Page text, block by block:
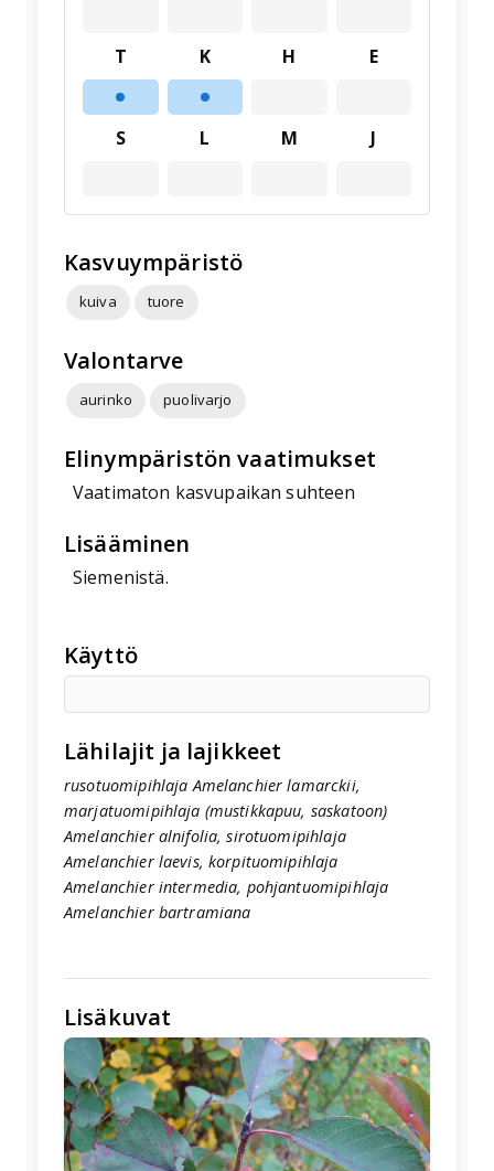
T K H E
S L M J
Kasvuympäristö
kuiva tuore
Valontarve
aurinko puolivarjo
Elinympäristön vaatimukset
Vaatimaton kasvupaikan suhteen
Lisääminen
Siemenistä.
Käyttö
Lähilajit ja lajikkeet
rusotuomipihlaja Amelanchier lamarckii,
marjatuomipihlaja (mustikkapuu, saskatoon)
Amelanchier alnifolia, sirotuomipihlaja
Amelanchier laevis, korpituomipihlaja
Amelanchier intermedia, pohjantuomipihlaja
Amelanchier bartramiana
Lisäkuvat
🖼️